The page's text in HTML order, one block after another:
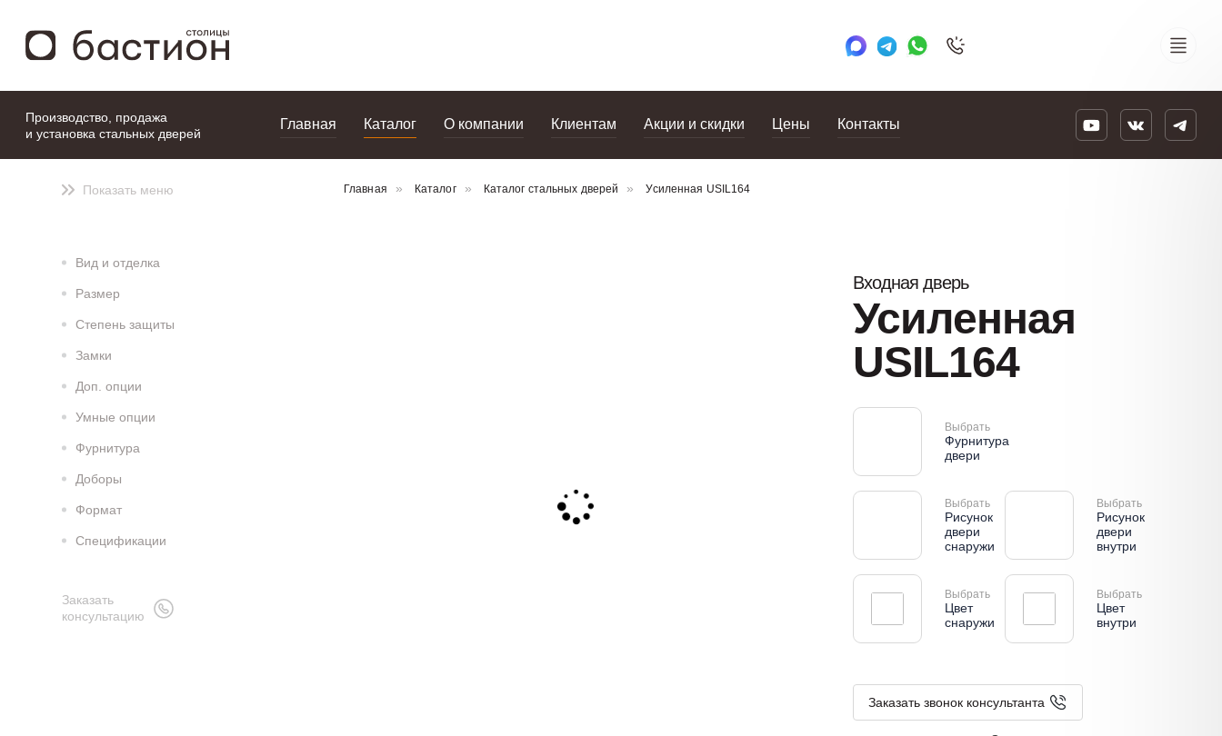
Производство, продажа
и установка стальных дверей
Главная Каталог О компании Клиентам Акции и скидки Цены Контакты
Показать меню
Вид и отделка
Размер
Степень защиты
Замки
Доп. опции
Умные опции
Фурнитура
Доборы
Формат
Спецификации
Заказать
консультацию
Главная Каталог Каталог стальных дверей Усиленная USIL164
Входная дверь
Усиленная
USIL164
Выбрать
Фурнитура
двери
Выбрать
Рисунок
двери
снаружи
Выбрать
Рисунок
двери
внутри
Выбрать
Цвет
снаружи
Выбрать
Цвет
внутри
Заказать звонок консультанта